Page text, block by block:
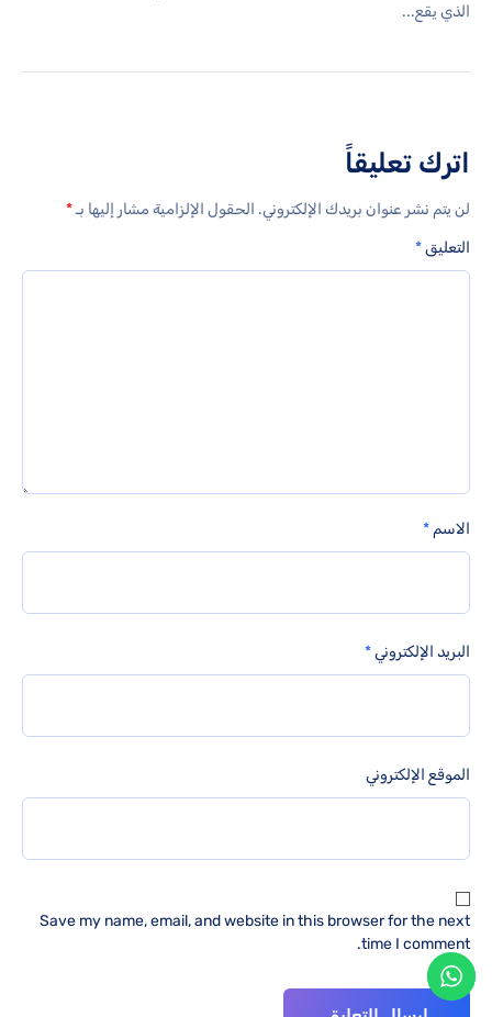
الذي يقع...
اترك تعليقاً
لن يتم نشر عنوان بريدك الإلكتروني. الحقول الإلزامية مشار إليها بـ*
التعليق*
الاسم *
البريد الإلكتروني*
الموقع الإلكتروني
Save my name, email, and website in this browser for the next
time I comment.